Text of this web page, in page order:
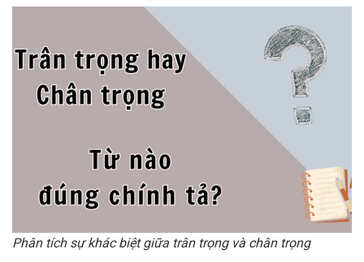
Phân tích sự khác biệt giữa trân trọng và chân trọng